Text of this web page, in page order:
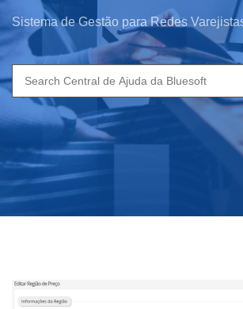
Sistema de Gestão para Redes
Search
for: